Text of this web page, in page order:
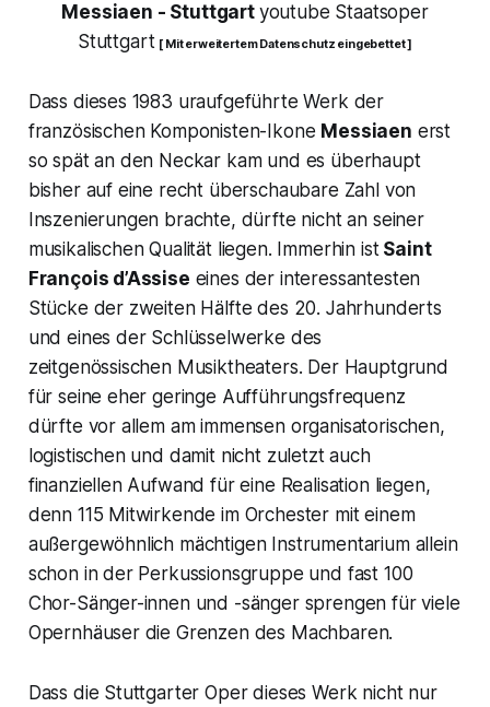
Messiaen - Stuttgart youtube Staatsoper
Stuttgart [ Mit erweitertem Datenschutz eingebettet ]
Dass dieses 1983 uraufgeführte Werk der
französischen Komponisten-Ikone Messiaen erst
so spät an den Neckar kam und es überhaupt
bisher auf eine recht überschaubare Zahl von
Inszenierungen brachte, dürfte nicht an seiner
musikalischen Qualität liegen. Immerhin istSaint
François d’Assise eines der interessantesten
Stücke der zweiten Hälfte des 20. Jahrhunderts
und eines der Schlüsselwerke des
zeitgenössischen Musiktheaters. Der Hauptgrund
für seine eher geringe Aufführungsfrequenz
dürfte vor allem am immensen organisatorischen,
logistischen und damit nicht zuletzt auch
finanziellen Aufwand für eine Realisation liegen,
denn 115 Mitwirkende im Orchester mit einem
außergewöhnlich mächtigen Instrumentarium allein
schon in der Perkussionsgruppe und fast 100
Chor-Sänger-innen und -sänger sprengen für viele
Opernhäuser die Grenzen des Machbaren.
Dass die Stuttgarter Oper dieses Werk nicht nur